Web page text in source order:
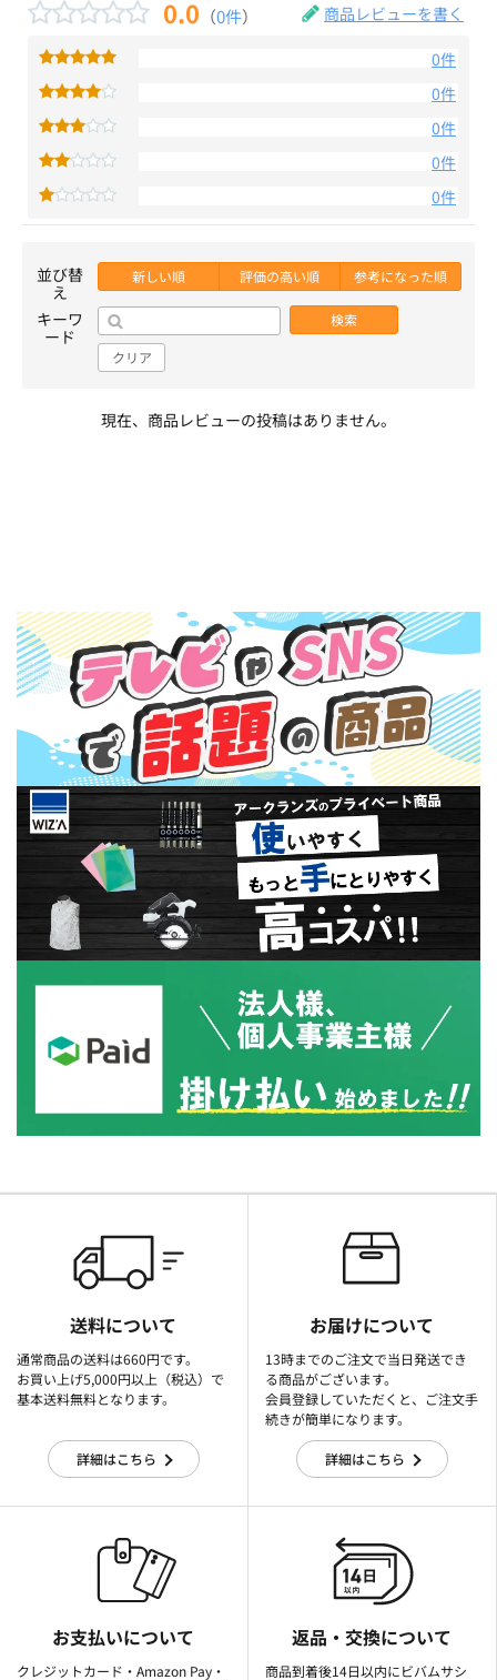
0.0 （0件） 商品レビューを書く
0件
0件
0件
0件
0件
並び替
え
新しい順 評価の高い順 参考になった順
キーワ
ード
検索
クリア
現在、商品レビューの投稿はありません。
送料について
通常商品の送料は660円です。
お買い上げ5,000円以上（税込）で
基本送料無料となります。
詳細はこちら
お届けについて
13時までのご注文で当日発送でき
る商品がございます。
会員登録していただくと、ご注文手
続きが簡単になります。
詳細はこちら
お支払いについて
クレジットカード・Amazon Pay・
返品・交換について
商品到着後14日以内にビバムサシ